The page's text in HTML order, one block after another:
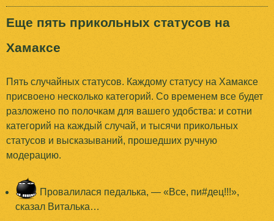
Еще пять прикольных статусов на
Хамаксе
Пять случайных статусов. Каждому статусу на Хамаксе
присвоено несколько категорий. Со временем все будет
разложено по полочкам для вашего удобства: и сотни
категорий на каждый случай, и тысячи прикольных
статусов и высказываний, прошедших ручную
модерацию.
Провалилася педалька, — «Все, пи#дец!!!»,
сказал Виталька…